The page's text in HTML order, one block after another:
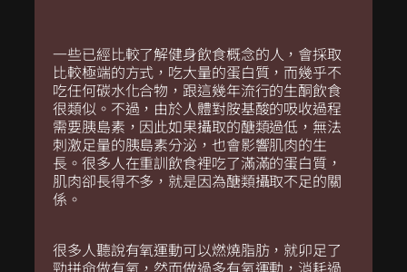
一些已經比較了解健身飲食概念的人，會採取
比較極端的方式，吃大量的蛋白質，而幾乎不
吃任何碳水化合物，跟這幾年流行的生酮飲食
很類似。不過，由於人體對胺基酸的吸收過程
需要胰島素，因此如果攝取的醣類過低，無法
刺激足量的胰島素分泌，也會影響肌肉的生
長。很多人在重訓飲食裡吃了滿滿的蛋白質，
肌肉卻長得不多，就是因為醣類攝取不足的關
係。
很多人聽說有氧運動可以燃燒脂肪，就卯足了
勁拼命做有氧，然而做過多有氧運動，消耗過